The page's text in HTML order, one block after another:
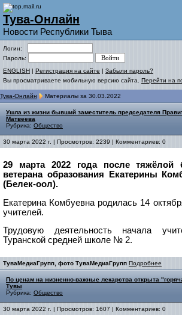
Тува-Онлайн
Новости Республики Тыва
Логин:
Пароль:
ENGLISH | Регистрация на сайте | Забыли пароль?
Вы просматриваете мобильную версию сайта. Перейти на
Тува-Онлайн Материалы за 30.03.2022
Ушла из жизни бывший заместитель председателя
Матвеева
Рубрика: Общество
30 марта 2022 г. | Просмотров: 2239 | Комментариев: 0
29 марта 2022 года после тяжёлой
ветерана образования Екатерины
(Белек-оол).
Екатерина Комбуевна родилась 14
учителей.
Трудовую деятельность начала
Туранской средней школе № 2.
ТуваМедиаГрупп, фото ТуваМедиаГрупп Подробнее
По ценам на жизненно-важные лекарства открыта
Тувы
Рубрика: Общество
30 марта 2022 г. | Просмотров: 1607 | Комментариев: 0